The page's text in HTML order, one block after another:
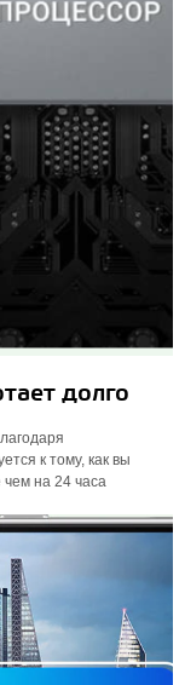
долго
к тому, как вы
чем на 24 часа